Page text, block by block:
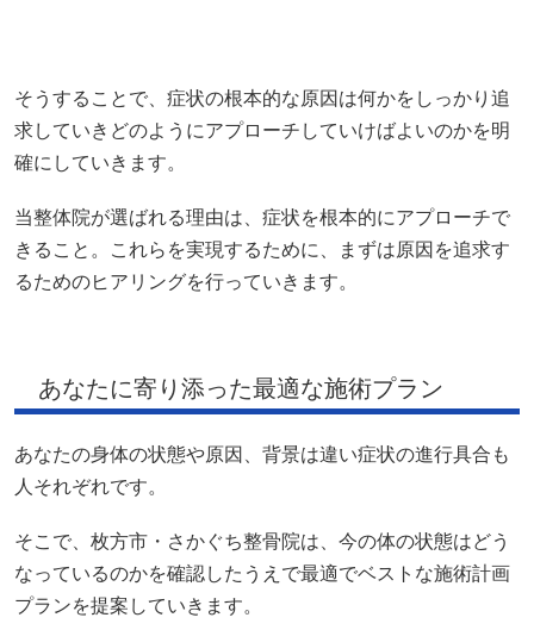
そうすることで、症状の根本的な原因は何かをしっかり追
求していきどのようにアプローチしていけばよいのかを明
確にしていきます。
当整体院が選ばれる理由は、症状を根本的にアプローチで
きること。これらを実現するために、まずは原因を追求す
るためのヒアリングを行っていきます。
あなたに寄り添った最適な施術プラン
あなたの身体の状態や原因、背景は違い症状の進行具合も
人それぞれです。
そこで、枚方市・さかぐち整骨院は、今の体の状態はどう
なっているのかを確認したうえで最適でベストな施術計画
プランを提案していきます。